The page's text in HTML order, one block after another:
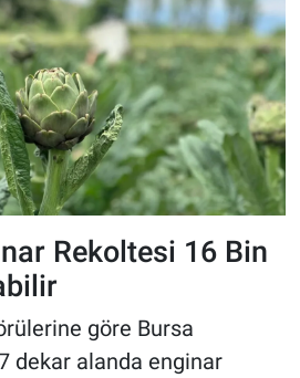
Rekoltesi 16 Bin
göre Bursa
dekar alanda enginar